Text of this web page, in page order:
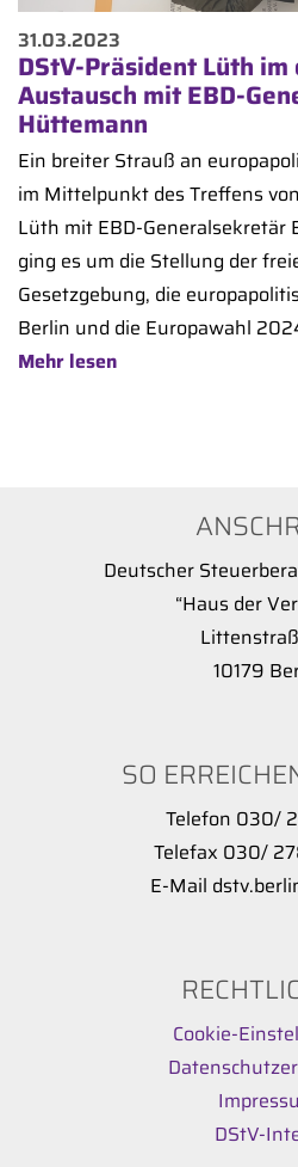
31.03.2023
DStV-Präsident Lüth
Austausch mit EBD-
Hüttemann
Ein breiter Strauß an
im Mittelpunkt des Treffens
Lüth mit EBD-Generalsekretär
ging es um die Stellung der
Gesetzgebung, die
Berlin und die Europawahl
Mehr lesen
Deutscher
“Haus der
10179
SO
Telefon 030/
Telefax 030/
E-Mail
Cookie-
DStV-